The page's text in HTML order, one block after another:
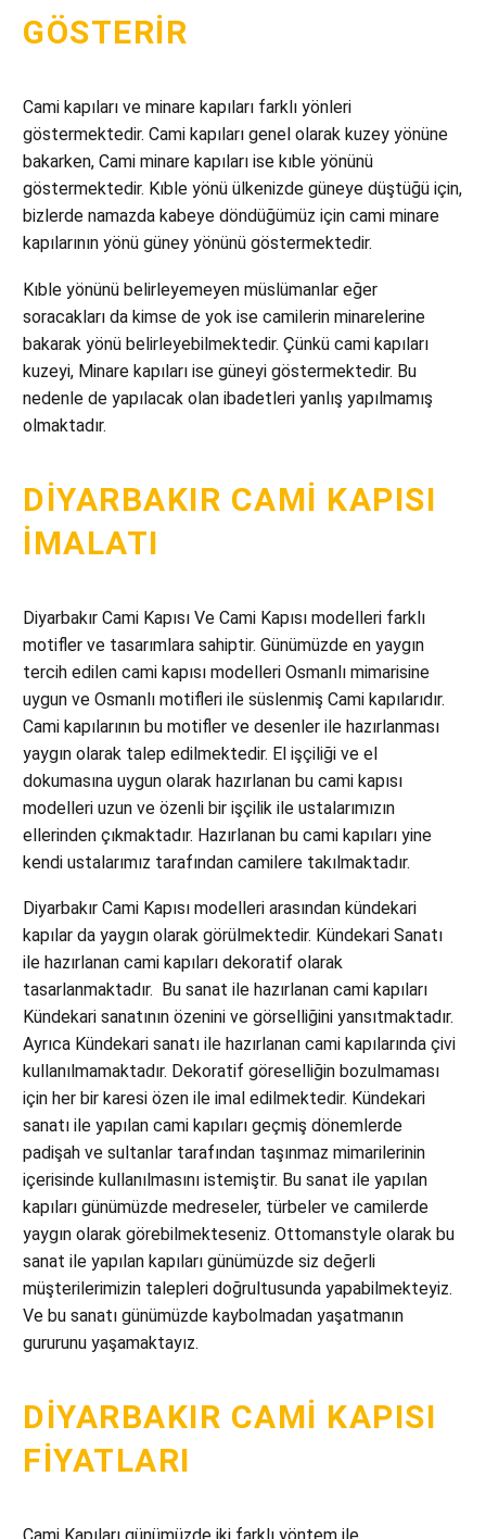
GÖSTERIR
Cami kapıları ve minare kapıları farklı yönleri
göstermektedir. Cami kapıları genel olarak kuzey yönüne
bakarken, Cami minare kapıları ise kıble yönünü
göstermektedir. Kıble yönü ülkenizde güneye düştüğü için,
bizlerde namazda kabeye döndüğümüz için cami minare
kapılarının yönü güney yönünü göstermektedir.
Kıble yönünü belirleyemeyen müslümanlar eğer
soracakları da kimse de yok ise camilerin minarelerine
bakarak yönü belirleyebilmektedir. Çünkü cami kapıları
kuzeyi, Minare kapıları ise güneyi göstermektedir. Bu
nedenle de yapılacak olan ibadetleri yanlış yapılmamış
olmaktadır.
DIYARBAKIR CAMI KAPISI
İMALATI
Diyarbakır Cami Kapısı Ve Cami Kapısı modelleri farklı
motifler ve tasarımlara sahiptir. Günümüzde en yaygın
tercih edilen cami kapısı modelleri Osmanlı mimarisine
uygun ve Osmanlı motifleri ile süslenmiş Cami kapılarıdır.
Cami kapılarının bu motifler ve desenler ile hazırlanması
yaygın olarak talep edilmektedir. El işçiliği ve el
dokumasına uygun olarak hazırlanan bu cami kapısı
modelleri uzun ve özenli bir işçilik ile ustalarımızın
ellerinden çıkmaktadır. Hazırlanan bu cami kapıları yine
kendi ustalarımız tarafından camilere takılmaktadır.
Diyarbakır Cami Kapısı modelleri arasından kündekari
kapılar da yaygın olarak görülmektedir. Kündekari Sanatı
ile hazırlanan cami kapıları dekoratif olarak
tasarlanmaktadır. Bu sanat ile hazırlanan cami kapıları
Kündekari sanatının özenini ve görselliğini yansıtmaktadır.
Ayrıca Kündekari sanatı ile hazırlanan cami kapılarında çivi
kullanılmamaktadır. Dekoratif göreselliğin bozulmaması
için her bir karesi özen ile imal edilmektedir. Kündekari
sanatı ile yapılan cami kapıları geçmiş dönemlerde
padişah ve sultanlar tarafından taşınmaz mimarilerinin
içerisinde kullanılmasını istemiştir. Bu sanat ile yapılan
kapıları günümüzde medreseler, türbeler ve camilerde
yaygın olarak görebilmekteseniz. Ottomanstyle olarak bu
sanat ile yapılan kapıları günümüzde siz değerli
müşterilerimizin talepleri doğrultusunda yapabilmekteyiz.
Ve bu sanatı günümüzde kaybolmadan yaşatmanın
gururunu yaşamaktayız.
DIYARBAKIR CAMI KAPISI
FIYATLARI